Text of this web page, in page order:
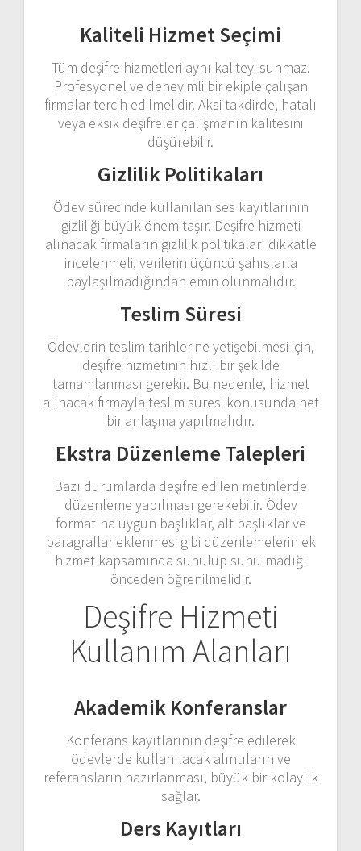
Kaliteli Hizmet Seçimi
Tüm deşifre hizmetleri aynı kaliteyi sunmaz.
Profesyonel ve deneyimli bir ekiple çalışan
firmalar tercih edilmelidir. Aksi takdirde, hatalı
veya eksik deşifreler çalışmanın kalitesini
düşürebilir.
Gizlilik Politikaları
Ödev sürecinde kullanılan ses kayıtlarının
gizliliği büyük önem taşır. Deşifre hizmeti
alınacak firmaların gizlilik politikaları dikkatle
incelenmeli, verilerin üçüncü şahıslarla
paylaşılmadığından emin olunmalıdır.
Teslim Süresi
Ödevlerin teslim tarihlerine yetişebilmesi için,
deşifre hizmetinin hızlı bir şekilde
tamamlanması gerekir. Bu nedenle, hizmet
alınacak firmayla teslim süresi konusunda net
bir anlaşma yapılmalıdır.
Ekstra Düzenleme Talepleri
Bazı durumlarda deşifre edilen metinlerde
düzenleme yapılması gerekebilir. Ödev
formatına uygun başlıklar, alt başlıklar ve
paragraflar eklenmesi gibi düzenlemelerin ek
hizmet kapsamında sunulup sunulmadığı
önceden öğrenilmelidir.
Deşifre Hizmeti
Kullanım Alanları
Akademik Konferanslar
Konferans kayıtlarının deşifre edilerek
ödevlerde kullanılacak alıntıların ve
referansların hazırlanması, büyük bir kolaylık
sağlar.
Ders Kayıtları